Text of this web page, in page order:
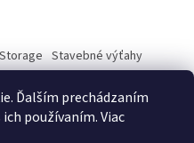
Ďalším prechádzaním
používaním. Viac
Stavebné výťahy
laserom